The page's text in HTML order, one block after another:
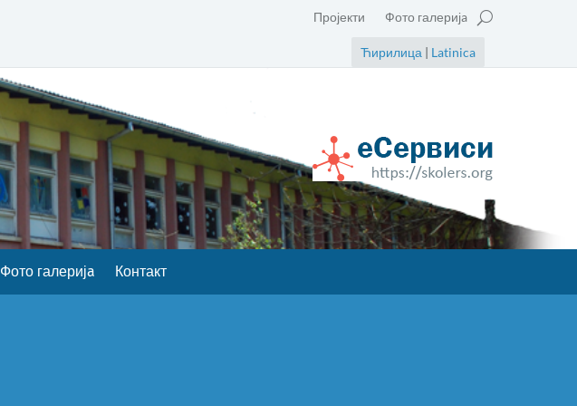
Пројекти Фото галеријa
Ћирилица | Latinica
Фото галеријa Контакт